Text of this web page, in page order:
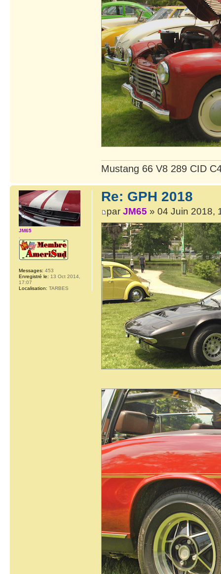
Mustang 66 V8 289 CID
Re: GPH 2018
par JM65 » 04 Juin 2018,
JM65
Messages: 453
Enregistré le: 13 Oct 2014,
17:07
Localisation: TARBES